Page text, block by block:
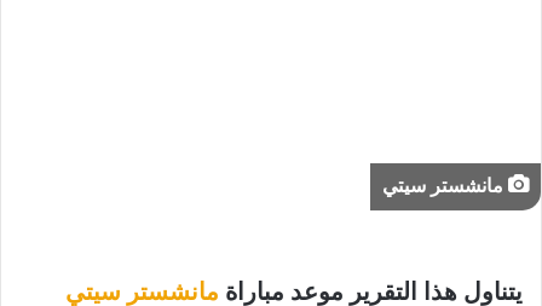
مانشستر سيتي
يتناول هذا التقرير موعد مباراة مانشستر سيتي